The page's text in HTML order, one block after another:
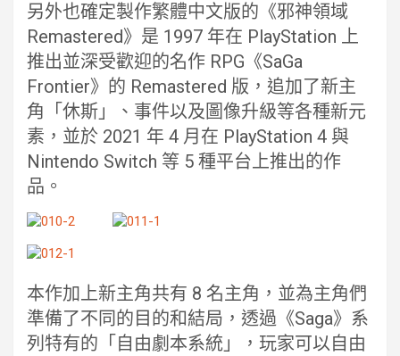
另外也確定製作繁體中文版的《邪神領域
Remastered》是 1997 年在 PlayStation 上
推出並深受歡迎的名作 RPG《SaGa
Frontier》的 Remastered 版，追加了新主
角「休斯」、事件以及圖像升級等各種新元
素，並於 2021 年 4 月在 PlayStation 4 與
Nintendo Switch 等 5 種平台上推出的作
品。
本作加上新主角共有 8 名主角，並為主角們
準備了不同的目的和結局，透過《Saga》系
列特有的「自由劇本系統」，玩家可以自由